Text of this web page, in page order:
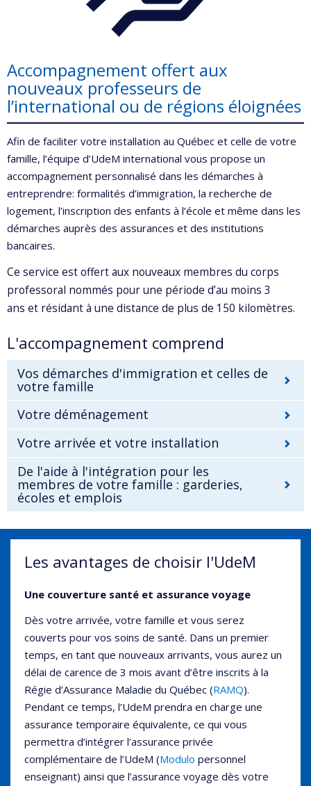
Accompagnement offert aux
nouveaux professeurs de
l’international ou de régions éloignées
Afin de faciliter votre installation au Québec et celle de votre
famille, l’équipe d’UdeM international vous propose un
accompagnement personnalisé dans les démarches à
entreprendre: formalités d’immigration, la recherche de
logement, l’inscription des enfants à l’école et même dans les
démarches auprès des assurances et des institutions
bancaires.
Ce service est offert aux nouveaux membres du corps
professoral nommés pour une période d’au moins 3
ans et résidant à une distance de plus de 150 kilomètres.
L'accompagnement comprend
Vos démarches d'immigration et celles de
votre famille
Votre déménagement
Votre arrivée et votre installation
De l'aide à l'intégration pour les
membres de votre famille : garderies,
écoles et emplois
Les avantages de choisir l'UdeM
Une couverture santé et assurance voyage
Dès votre arrivée, votre famille et vous serez
couverts pour vos soins de santé. Dans un premier
temps, en tant que nouveaux arrivants, vous aurez un
délai de carence de 3 mois avant d’être inscrits à la
Régie d’Assurance Maladie du Québec (RAMQ).
Pendant ce temps, l’UdeM prendra en charge une
assurance temporaire équivalente, ce qui vous
permettra d’intégrer l’assurance privée
complémentaire de l’UdeM (Modulo personnel
enseignant) ainsi que l’assurance voyage dès votre